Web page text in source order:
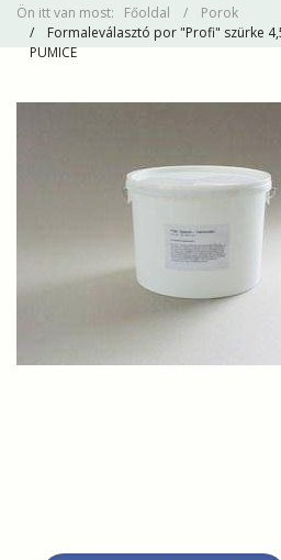
Ön itt van most: Főoldal
Porok
Formaleválasztó por "Profi" szürke
PUMICE